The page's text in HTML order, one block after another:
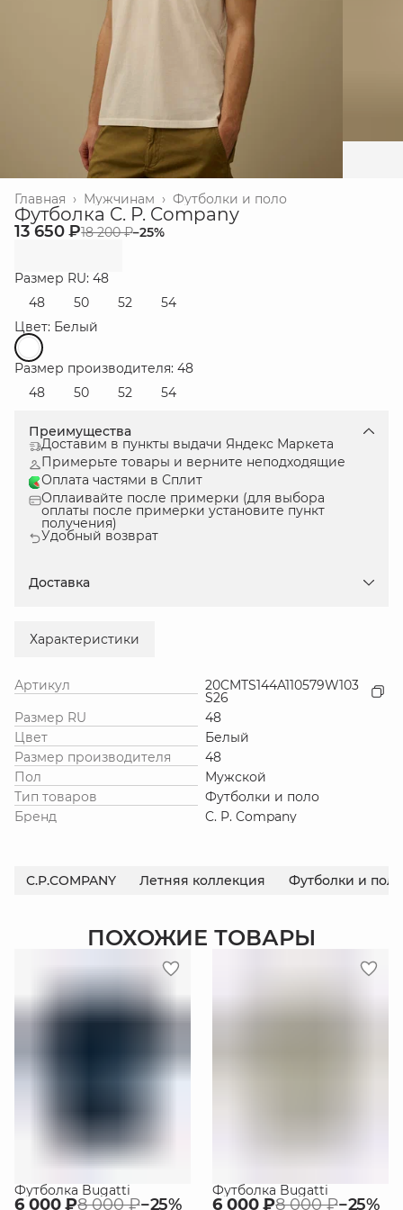
Футболки и поло
Мужчинам ›
Главная ›
Футболка C. P. Company
13 650 ₽18 200 ₽−25%
Размер RU: 48
48
50 52
54
Цвет: Белый
Размер производителя: 48
48
50 52 54
Преимущества
Доставим в пункты выдачи Яндекс Маркета
Примерьте товары и верните неподходящие
Оплата частями в Сплит
Оплаивайте после примерки (для выбора
оплаты после примерки установите пункт
получения)
Удобный возврат
Доставка
Характеристики
Артикул 20CMTS144A110579W103
S26
Размер RU
48
Цвет
Белый
Размер производителя
48
Пол
Мужской
Тип товаров
Футболки и поло
Бренд
C. P. Company
C.P.COMPANY Летняя коллекция Футболки и поло
ПОХОЖИЕ ТОВАРЫ
Футболка Bugatti
6 000 ₽8 000 ₽−25%
Футболка Bugatti
6 000 ₽8 000 ₽−25%